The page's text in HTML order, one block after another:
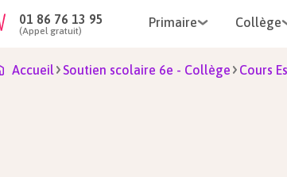
01 86 76 13 95
(Appel gratuit)
Primaire Collège
Accueil Soutien scolaire 6e - Collège Cours